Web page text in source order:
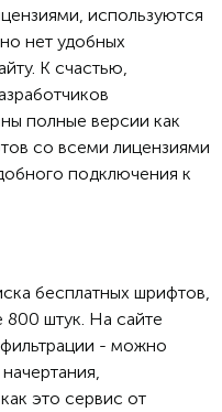
используются
нет удобных
К счастью,
полные версии как
со всеми лицензиями
подключения к
бесплатных шрифтов,
800 штук. На сайте
- можно
это сервис от